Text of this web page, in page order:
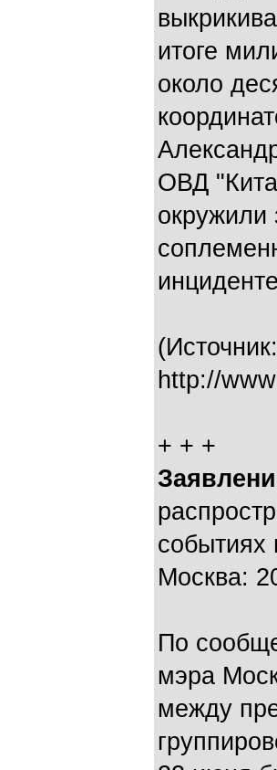
итоге
около
ОВД
окружили
http://
+ + +
событиях
Москва:
По
мэра
между